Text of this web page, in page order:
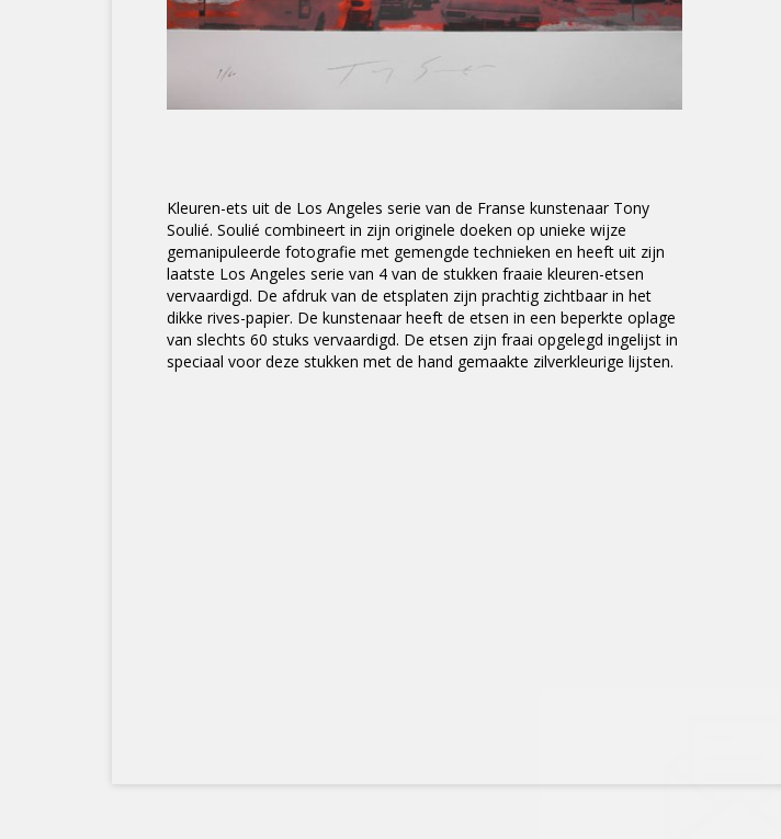
Kleuren-ets uit de Los Angeles serie van de Franse kunstenaar Tony
Soulié. Soulié combineert in zijn originele doeken op unieke wijze
gemanipuleerde fotografie met gemengde technieken en heeft uit zijn
laatste Los Angeles serie van 4 van de stukken fraaie kleuren-etsen
vervaardigd. De afdruk van de etsplaten zijn prachtig zichtbaar in het
dikke rives-papier. De kunstenaar heeft de etsen in een beperkte oplage
van slechts 60 stuks vervaardigd. De etsen zijn fraai opgelegd ingelijst in
speciaal voor deze stukken met de hand gemaakte zilverkleurige lijsten.